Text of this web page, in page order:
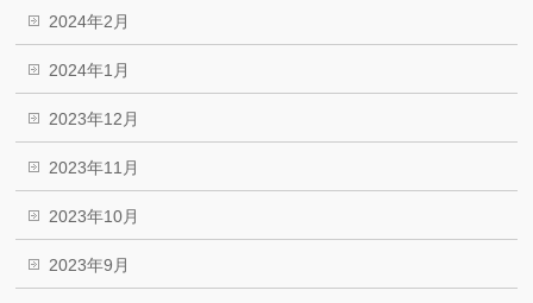
2024年2月
2024年1月
2023年12月
2023年11月
2023年10月
2023年9月